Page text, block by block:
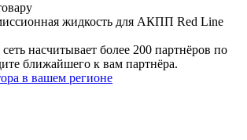
жидкость для АКПП Red Line
насчитывает более 200 партнёров по
ближайшего к вам партнёра.
в вашем регионе